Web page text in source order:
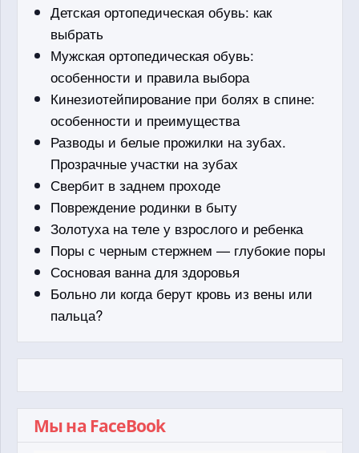
Детская ортопедическая обувь: как
выбрать
Мужская ортопедическая обувь:
особенности и правила выбора
Кинезиотейпирование при болях в спине:
особенности и преимущества
Разводы и белые прожилки на зубах.
Прозрачные участки на зубах
Свербит в заднем проходе
Повреждение родинки в быту
Золотуха на теле у взрослого и ребенка
Поры с черным стержнем — глубокие поры
Сосновая ванна для здоровья
Больно ли когда берут кровь из вены или
пальца?
Мы на FaceBook